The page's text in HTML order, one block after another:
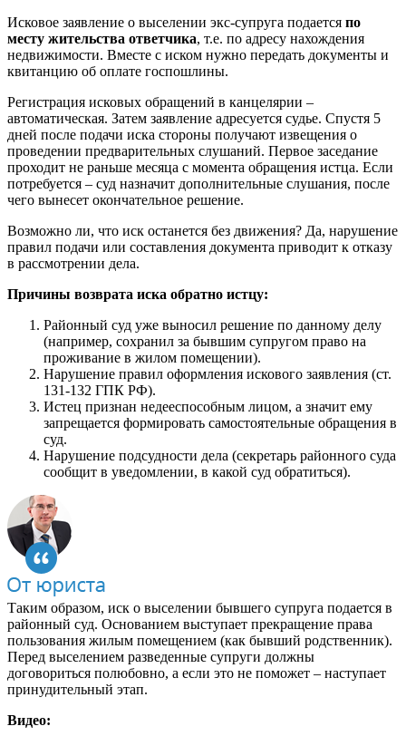
Исковое заявление о выселении экс-супруга подается по
месту жительства ответчика, т.е. по адресу нахождения
недвижимости. Вместе с иском нужно передать документы и
квитанцию об оплате госпошлины.
Регистрация исковых обращений в канцелярии –
автоматическая. Затем заявление адресуется судье. Спустя 5
дней после подачи иска стороны получают извещения о
проведении предварительных слушаний. Первое заседание
проходит не раньше месяца с момента обращения истца. Если
потребуется – суд назначит дополнительные слушания, после
чего вынесет окончательное решение.
Возможно ли, что иск останется без движения? Да, нарушение
правил подачи или составления документа приводит к отказу
в рассмотрении дела.
Причины возврата иска обратно истцу:
Районный суд уже выносил решение по данному делу
(например, сохранил за бывшим супругом право на
проживание в жилом помещении).
Нарушение правил оформления искового заявления (ст.
131-132 ГПК РФ).
Истец признан недееспособным лицом, а значит ему
запрещается формировать самостоятельные обращения в
суд.
Нарушение подсудности дела (секретарь районного суда
сообщит в уведомлении, в какой суд обратиться).
Таким образом, иск о выселении бывшего супруга подается в
районный суд. Основанием выступает прекращение права
пользования жилым помещением (как бывший родственник).
Перед выселением разведенные супруги должны
договориться полюбовно, а если это не поможет – наступает
принудительный этап.
Видео: